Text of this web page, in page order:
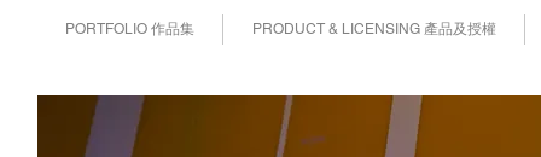
PORTFOLIO 作品集 PRODUCT & LICENSING 產品及授權